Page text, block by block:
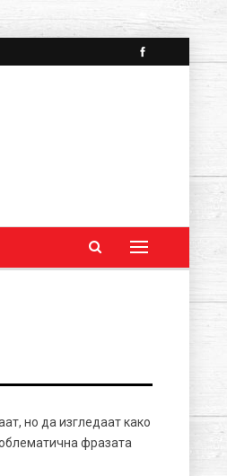
но да изгледаат како
фразата